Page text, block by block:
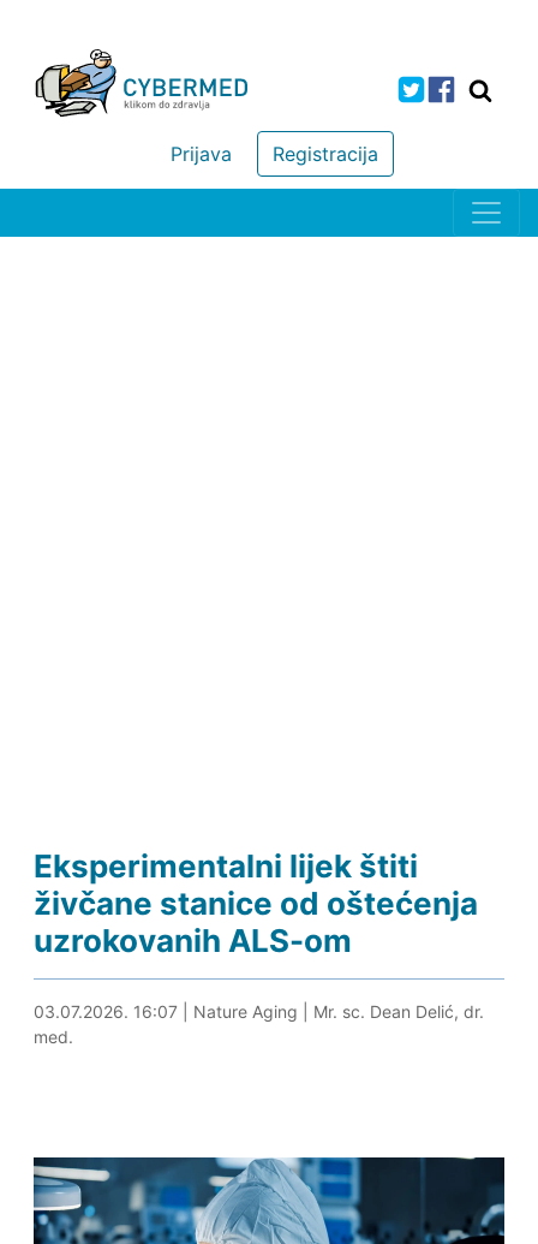
Registracija
Prijava
Eksperimentalni lijek štiti
živčane stanice od oštećenja
uzrokovanih ALS-om
06.07.2026. 23:42
03.07.2026. 16:07| Nature Aging
Mr. sc. Dean Delić, dr.
med.